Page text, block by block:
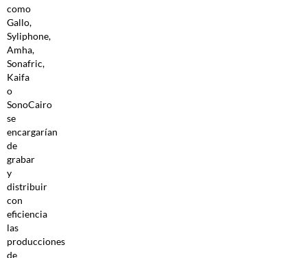
como
Gallo,
Syliphone,
Amha,
Sonafric,
Kaifa
o
SonoCairo
se
encargarían
de
grabar
y
distribuir
con
eficiencia
las
producciones
de